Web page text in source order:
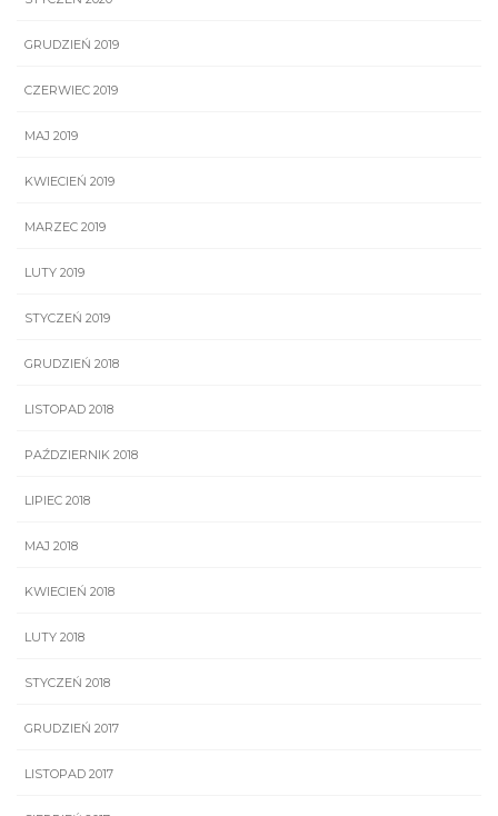
GRUDZIEŃ 2019
CZERWIEC 2019
MAJ 2019
KWIECIEŃ 2019
MARZEC 2019
LUTY 2019
STYCZEŃ 2019
GRUDZIEŃ 2018
LISTOPAD 2018
PAŹDZIERNIK 2018
LIPIEC 2018
MAJ 2018
KWIECIEŃ 2018
LUTY 2018
STYCZEŃ 2018
GRUDZIEŃ 2017
LISTOPAD 2017